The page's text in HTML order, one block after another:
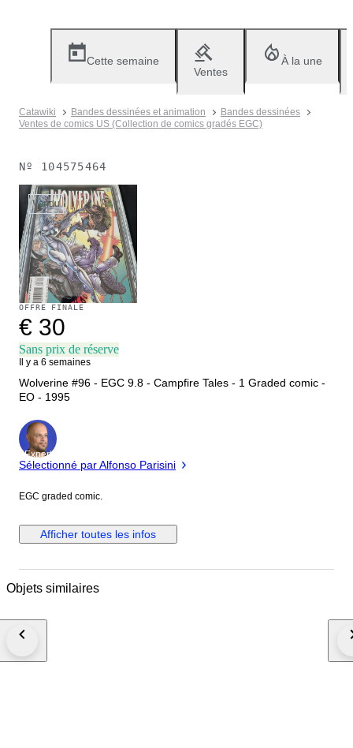
Cette semaine
Ventes
À la une
Catawiki Bandes dessinées et animation
Bandes dessinées
Ventes de comics US (Collection de comics gradés EGC)
Nº 104575464
Vendu
OFFRE FINALE
€ 30
Sans prix de réserve
Il y a 6 semaines
Wolverine #96 - EGC 9.8 - Campfire Tales - 1 Graded comic -
EO - 1995
Expert
Sélectionné par Alfonso Parisini
EGC graded comic.
Afficher toutes les infos
Objets similaires